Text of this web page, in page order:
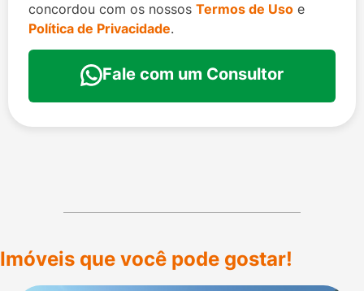
concordou com os nossos Termos de Uso e
Política de Privacidade.
Fale com um Consultor
Imóveis que você pode gostar!